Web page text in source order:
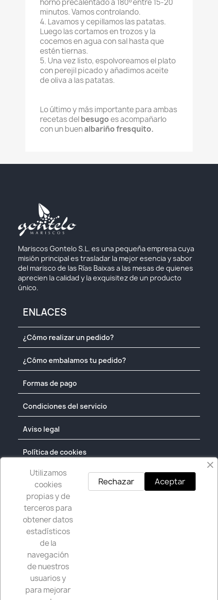
horno precalentado a 180º entre 15-20
minutos. Vamos controlando.
4. Lavamos y cepillamos las patatas.
Luego las cortamos en trozos y la
cocemos en agua con sal hasta que
estén tiernas.
5. Una vez listo, espolvoreamos el plato
con perejil picado y añadimos aceite
de oliva a las patatas.
Lo último y más importante para ambas
recetas delbesugoes acompañarlo
con un buenalbariño fresquito.
Mariscos Gontelo S.L. es una pequeña empresa cuya
misión principal es trasladar la mejor esencia y sabor
del marisco de las Rías Baixas a las mesas de quienes
aprecien la calidad y la exquisitez de un producto
único.
ENLACES
¿Cómo realizar un pedido?
¿Cómo embalamos tu pedido?
Formas de pago
Condiciones del servicio
Aviso legal
Política de cookies
CONTACTO
986 369 199
638 105 525
administracion@gontelo.com
Formulario de contacto
DONDE ESTAMOS
GONTELO, SL, Nuevo Tinglado General de Empaque
almacén nº 2 (Puerto Pesquero) 36202 Vigo -
Pontevedra
Utilizamos
cookies
propias y de
terceros para
obtener datos
estadísticos
de la
navegación
de nuestros
usuarios y
para mejorar
Aceptar
Rechazar